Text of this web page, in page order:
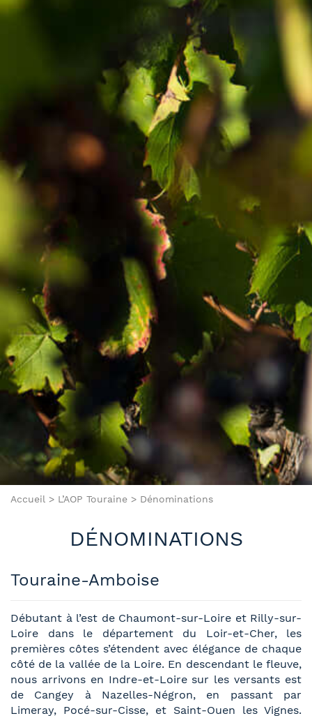
Accueil > L’AOP Touraine > Dénominations
DÉNOMINATIONS
Touraine-Amboise
Débutant à l’est de Chaumont-sur-Loire et Rilly-sur-
Loire dans le département du Loir-et-Cher, les
premières côtes s’étendent avec élégance de chaque
côté de la vallée de la Loire. En descendant le fleuve,
nous arrivons en Indre-et-Loire sur les versants est
de Cangey à Nazelles-Négron, en passant par
Limeray, Pocé-sur-Cisse, et Saint-Ouen les Vignes.